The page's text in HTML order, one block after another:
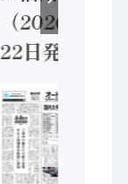
（2026年7月
22日発行）